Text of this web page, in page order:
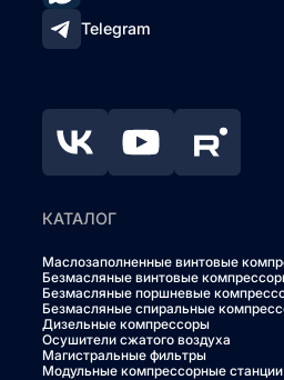
Telegram
КАТАЛОГ
Маслозаполненные винтовые
Безмасляные винтовые
Безмасляные поршневые
Безмасляные спиральные
Дизельные компрессоры
Осушители сжатого воздуха
Магистральные фильтры
Модульные компрессорные